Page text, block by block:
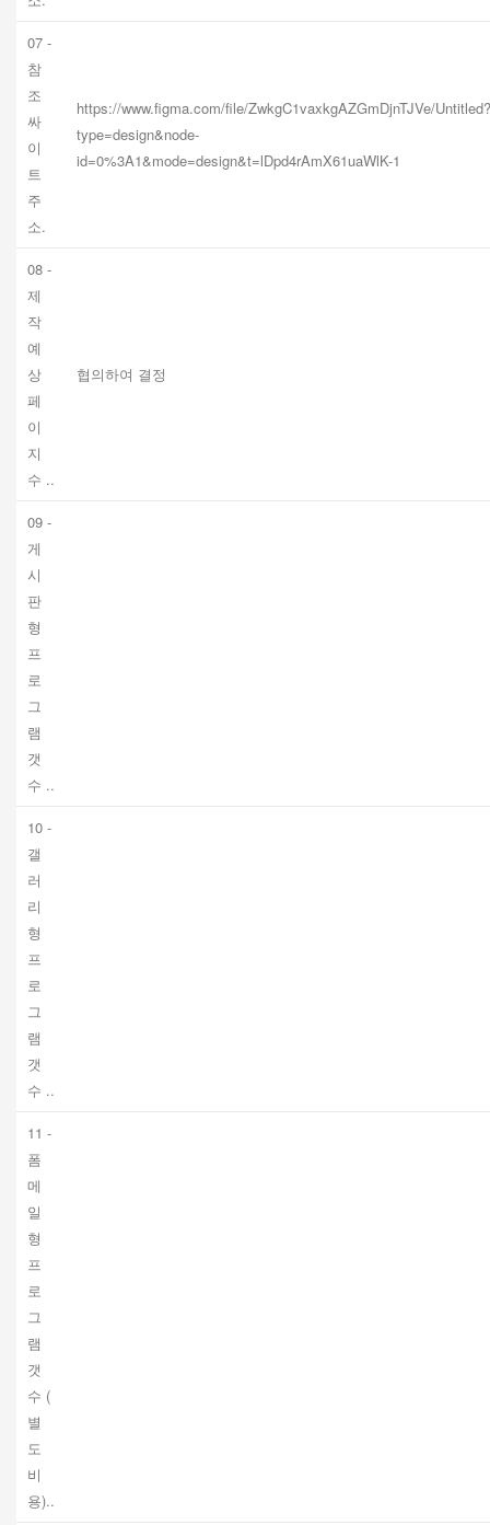
07 -
참
조
싸
이
트
주
소.
https://www.figma.com/file/ZwkgC1vaxkgAZGmDjnTJVe/Untitled?
type=design&node-
id=0%3A1&mode=design&t=lDpd4rAmX61uaWlK-1
08 -
제
작
예
상
페
이
지
수 ..
협의하여 결정
09 -
게
시
판
형
프
로
그
램
갯
수 ..
10 -
갤
러
리
형
프
로
그
램
갯
수 ..
11 -
폼
메
일
형
프
로
그
램
갯
수 (
별
도
비
용)..